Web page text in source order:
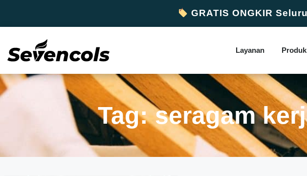
GRATIS ONGKIR
Layanan Produk
Tag: seragam